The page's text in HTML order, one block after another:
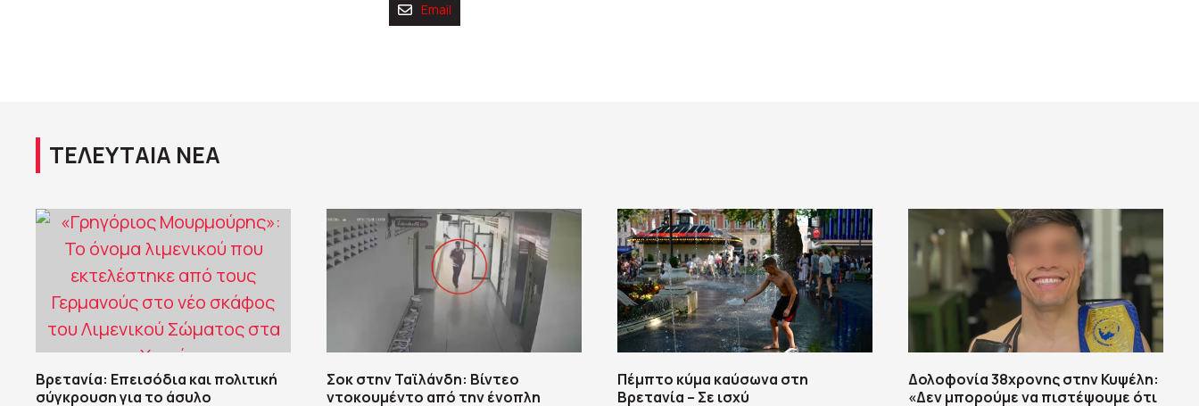
Email
ΤΕΛΕΥΤΑΙΑ ΝΕΑ
Βρετανία: Επεισόδια και πολιτική
σύγκρουση για το άσυλο
Σοκ στην Ταϊλάνδη: Βίντεο
ντοκουμέντο από την ένοπλη
Πέμπτο κύμα καύσωνα στη
Βρετανία – Σε ισχύ
Δολοφονία 38χρονης στην Κυψέλη:
«Δεν μπορούμε να πιστέψουμε ότι